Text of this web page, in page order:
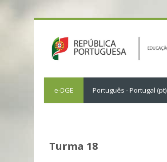
e-DGE Português - Portugal ‎(pt)‎
Turma 18